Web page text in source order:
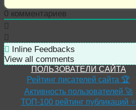
0 комментариев
Inline Feedbacks
View all comments
ПОЛЬЗОВАТЕЛИ САЙТА
Рейтинг писателей сайта 🏆
Активность пользователей 🚀
ТОП-100 рейтинг публикаций ⭐